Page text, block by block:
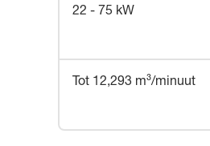
22 - 75 kW
Tot 12,293 m³/minuut